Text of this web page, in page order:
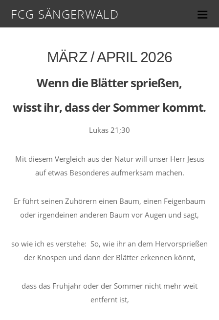
FCG SÄNGERWALD
MÄRZ / APRIL 2026
Wenn die Blätter sprießen,
wisst ihr, dass der Sommer kommt.
Lukas 21;30
Mit diesem Vergleich aus der Natur will unser Herr Jesus
auf etwas Besonderes aufmerksam machen.
Er führt seinen Zuhörern einen Baum, einen Feigenbaum
oder irgendeinen anderen Baum vor Augen und sagt,
so wie ich es verstehe: So, wie ihr an dem Hervorsprießen
der Knospen und dann der Blätter erkennen könnt,
dass das Frühjahr oder der Sommer nicht mehr weit
entfernt ist,